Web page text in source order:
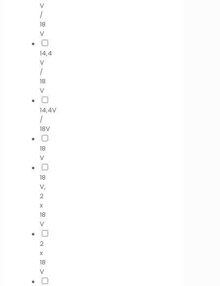
V
/
18
V
14,4
V
/
18
V
14,4V
/
18V
18
V
18
V,
2
x
18
V
2
x
18
V